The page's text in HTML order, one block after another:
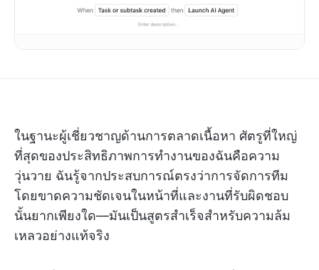
ในฐานะผู้เชี่ยวชาญด้านการตลาดเนื้อหา ศัตรูที่ใหญ่
ที่สุดของประสิทธิภาพการทำงานของฉันคือความ
วุ่นวาย ฉันรู้จากประสบการณ์ตรงว่าการจัดการทีม
โดยขาดความชัดเจนในหน้าที่และงานที่รับผิดชอบ
นั้นยากเพียงใด—มันเป็นสูตรสำเร็จสำหรับความล้ม
เหลวอย่างแท้จริง